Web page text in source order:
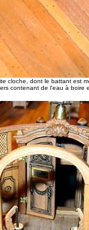
cloche, dont le battant est
contenant de l'eau à boire